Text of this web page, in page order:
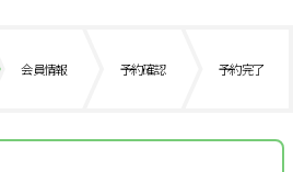
げ
会員情報 予約確認 予約完了